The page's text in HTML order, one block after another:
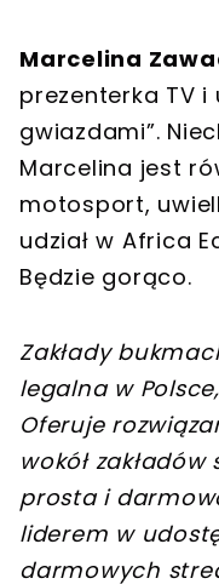
Marcelina
prezenterka TV i
gwiazdami”.
Marcelina jest
motosport,
udział w Africa
Będzie gorąco.
Zakłady
legalna w
Oferuje
wokół
prosta i
liderem w
darmowych